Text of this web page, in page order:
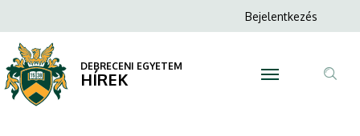
DEAC
hétvégéje
a
tartalomra
Anonim
menüje
Bejelentkezés
DEBRECENI EGYETEM
HÍREK